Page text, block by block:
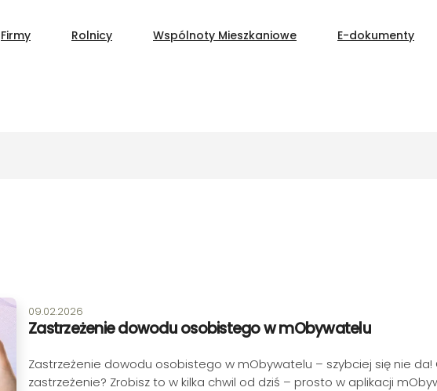
Firmy Rolnicy Wspólnoty Mieszkaniowe E-dokumenty
Data publikacji:
09.02.2026
Zastrzeżenie dowodu osobistego w mObywatelu
Zastrzeżenie dowodu osobistego w mObywatelu – szybciej się nie
zastrzeżenie? Zrobisz to w kilka chwil od dziś – prosto w aplikacji